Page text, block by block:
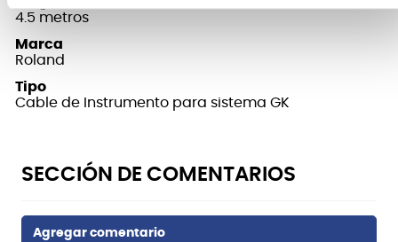
4.5 metros
Marca
Roland
Tipo
Cable de Instrumento para sistema GK